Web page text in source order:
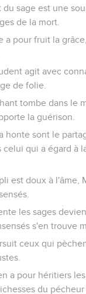
du sage est une
de la mort.
a pour fruit la
agit avec
de folie.
tombe dans le
la guérison.
honte sont le
celui qui a égard à
est doux à l'âme,
les sages
s'en trouve
ceux qui
a pour héritiers
du